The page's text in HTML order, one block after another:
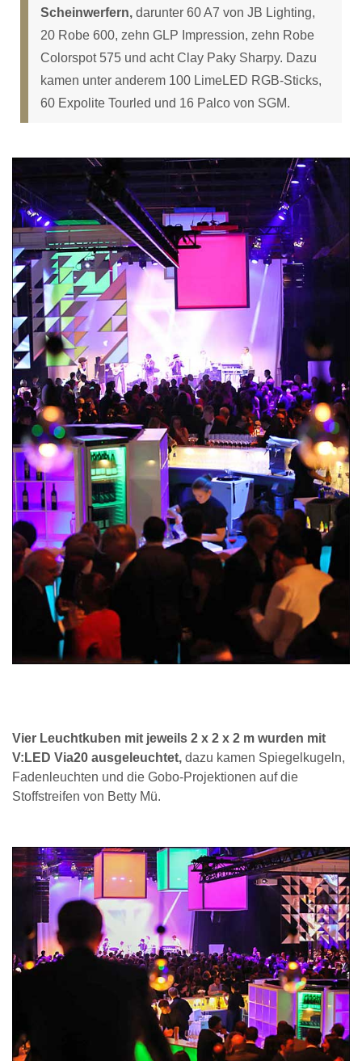
Scheinwerfern, darunter 60 A7 von JB Lighting,
20 Robe 600, zehn GLP Impression, zehn Robe
Colorspot 575 und acht Clay Paky Sharpy. Dazu
kamen unter anderem 100 LimeLED RGB-Sticks,
60 Expolite Tourled und 16 Palco von SGM.
Vier Leuchtkuben mit jeweils 2 x 2 x 2 m wurden mit
V:LED Via20 ausgeleuchtet, dazu kamen Spiegelkugeln,
Fadenleuchten und die Gobo-Projektionen auf die
Stoffstreifen von Betty Mü.